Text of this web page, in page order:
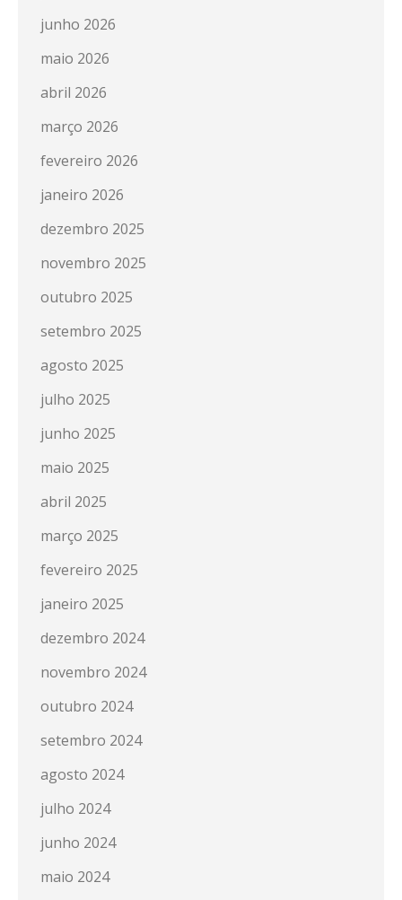
junho 2026
maio 2026
abril 2026
março 2026
fevereiro 2026
janeiro 2026
dezembro 2025
novembro 2025
outubro 2025
setembro 2025
agosto 2025
julho 2025
junho 2025
maio 2025
abril 2025
março 2025
fevereiro 2025
janeiro 2025
dezembro 2024
novembro 2024
outubro 2024
setembro 2024
agosto 2024
julho 2024
junho 2024
maio 2024